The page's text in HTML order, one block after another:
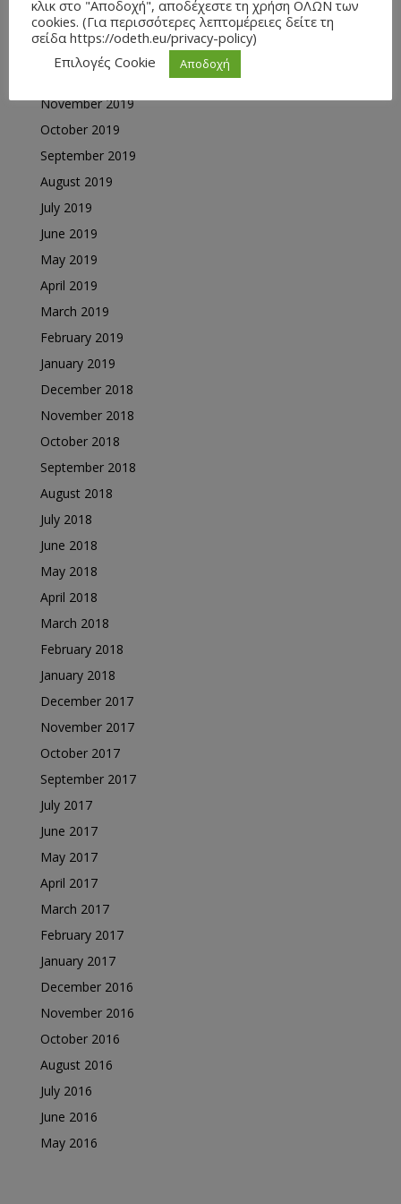
February 2020
January 2020
November 2019
October 2019
September 2019
August 2019
July 2019
June 2019
May 2019
April 2019
March 2019
February 2019
January 2019
December 2018
November 2018
October 2018
September 2018
August 2018
July 2018
June 2018
May 2018
April 2018
March 2018
February 2018
January 2018
December 2017
November 2017
October 2017
September 2017
July 2017
June 2017
May 2017
April 2017
March 2017
February 2017
January 2017
December 2016
November 2016
October 2016
August 2016
July 2016
June 2016
May 2016
κλικ στο "Αποδοχή", αποδέχεστε τη χρήση ΟΛΩΝ των
cookies. (Για περισσότερες λεπτομέρειες δείτε τη
σείδα https://odeth.eu/privacy-policy)
Επιλογές Cookie
Αποδοχή